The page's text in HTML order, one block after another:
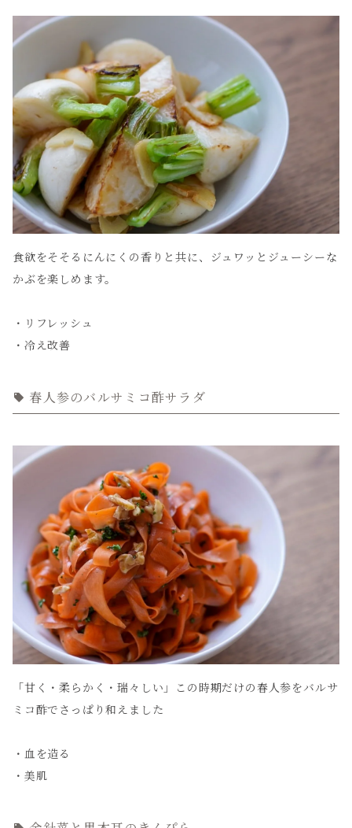
食欲をそそるにんにくの香りと共に、ジュワッとジューシーな
かぶを楽しめます。
・リフレッシュ
・冷え改善
春人参のバルサミコ酢サラダ
「甘く・柔らかく・瑞々しい」この時期だけの春人参をバルサ
ミコ酢でさっぱり和えました
・血を造る
・美肌